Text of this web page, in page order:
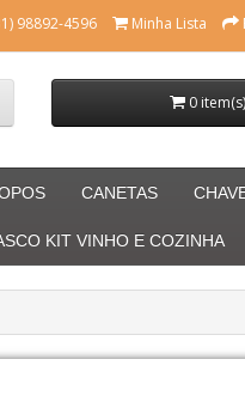
98892-4596 Minha Lista
0 item(s)
CANETAS
KIT VINHO E COZINHA